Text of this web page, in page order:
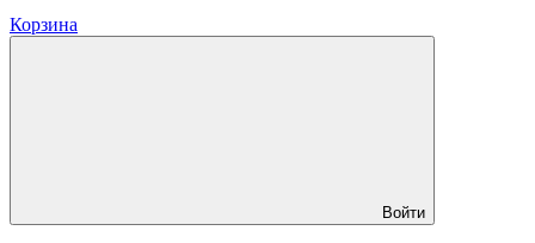
Корзина
Войти